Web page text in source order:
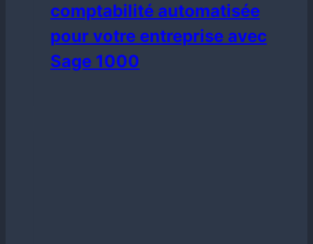
comptabilité automatisée
pour votre entreprise avec
Sage 1000